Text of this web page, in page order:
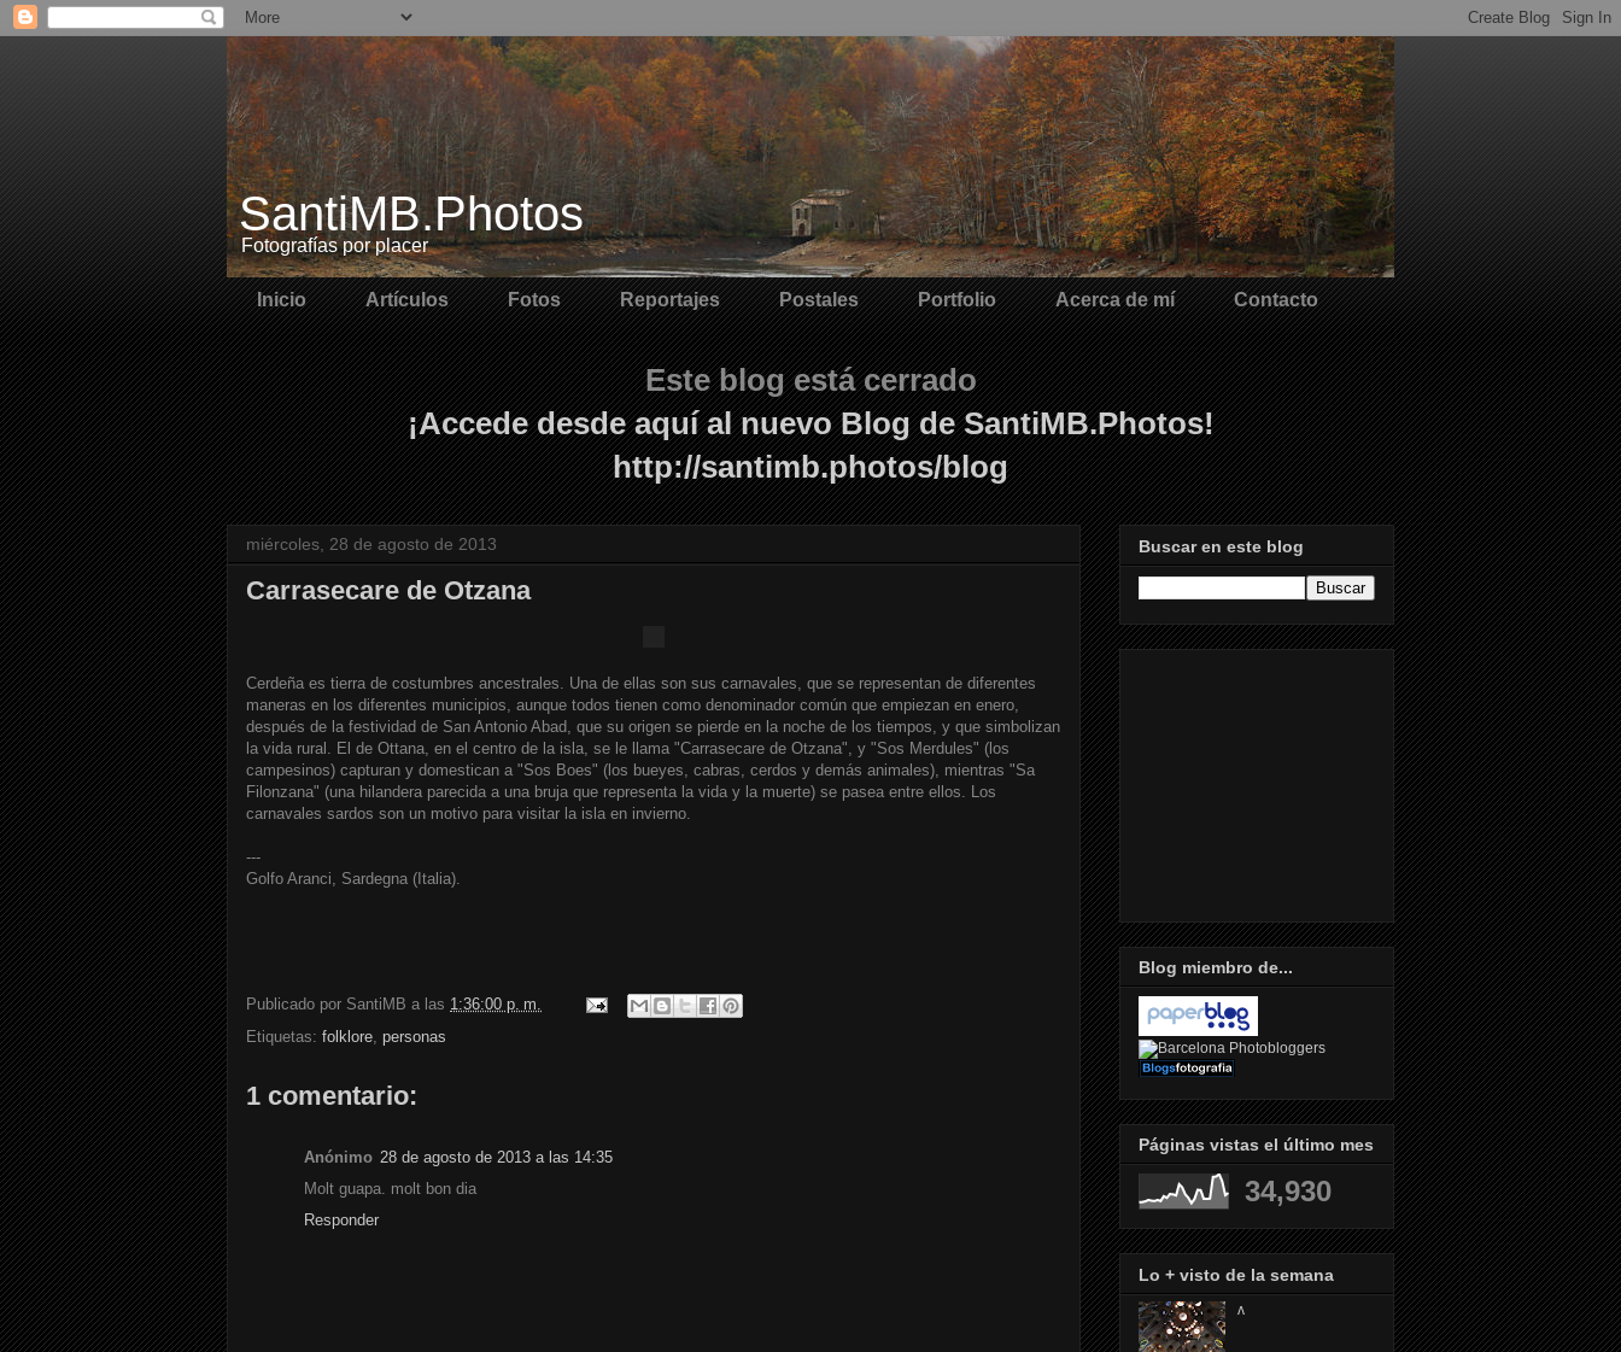
SantiMB.Photos
Fotografías por placer
Inicio Artículos Fotos Reportajes Postales Portfolio Acerca de mí Contacto
Este blog está cerrado
¡Accede desde aquí al nuevo Blog de SantiMB.Photos!
http://santimb.photos/blog
miércoles, 28 de agosto de 2013
Carrasecare de Otzana
Cerdeña es tierra de costumbres ancestrales. Una de ellas son sus carnavales, que se representan de diferentes
maneras en los diferentes municipios, aunque todos tienen como denominador común que empiezan en enero,
después de la festividad de San Antonio Abad, que su origen se pierde en la noche de los tiempos, y que simbolizan
la vida rural. El de Ottana, en el centro de la isla, se le llama "Carrasecare de Otzana", y "Sos Merdules" (los
campesinos) capturan y domestican a "Sos Boes" (los bueyes, cabras, cerdos y demás animales), mientras "Sa
Filonzana" (una hilandera parecida a una bruja que representa la vida y la muerte) se pasea entre ellos. Los
carnavales sardos son un motivo para visitar la isla en invierno.
---
Golfo Aranci, Sardegna (Italia).
Publicado por SantiMB a las 1:36:00 p. m.
Etiquetas: folklore, personas
1 comentario:
Anónimo 28 de agosto de 2013 a las 14:35
Molt guapa. molt bon dia
Responder
Buscar en este blog
Blog miembro de...
Páginas vistas el último mes
34,930
Lo + visto de la semana
ᴧ